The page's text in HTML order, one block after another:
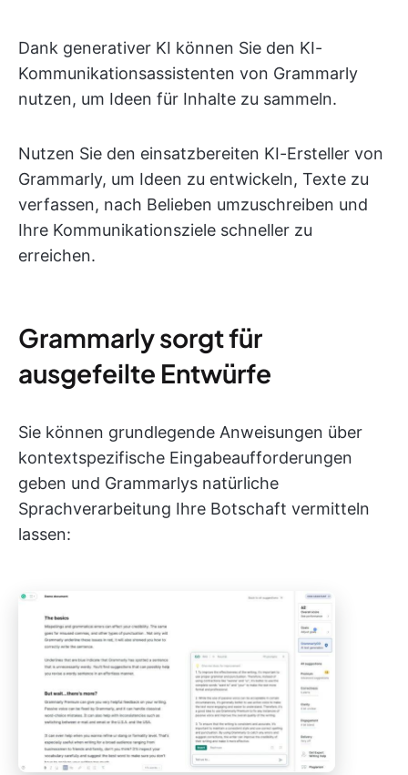
Dank generativer KI können Sie den KI-
Kommunikationsassistenten von Grammarly
nutzen, um Ideen für Inhalte zu sammeln.
Nutzen Sie den einsatzbereiten KI-Ersteller von
Grammarly, um Ideen zu entwickeln, Texte zu
verfassen, nach Belieben umzuschreiben und
Ihre Kommunikationsziele schneller zu
erreichen.
Grammarly sorgt für
ausgefeilte Entwürfe
Sie können grundlegende Anweisungen über
kontextspezifische Eingabeaufforderungen
geben und Grammarlys natürliche
Sprachverarbeitung Ihre Botschaft vermitteln
lassen: